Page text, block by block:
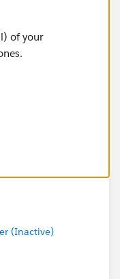
of your
pro/desktop/
(Inactive)